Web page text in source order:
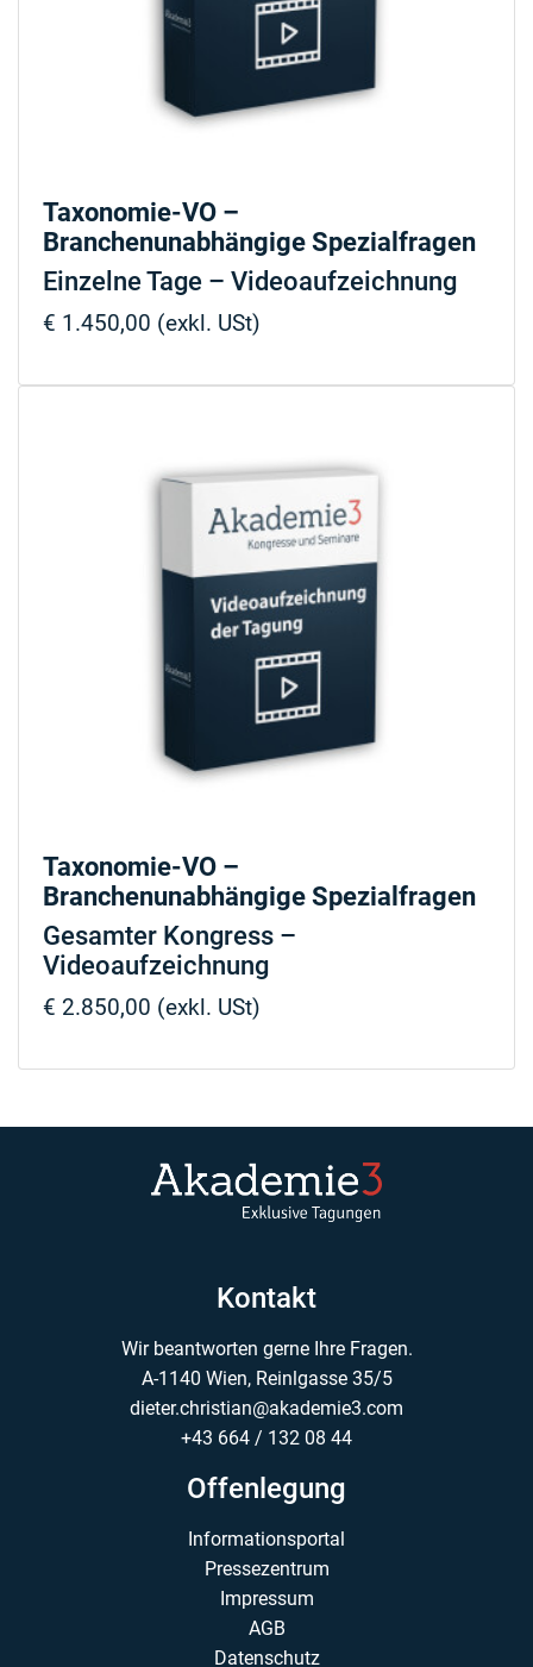
Taxonomie-VO –
Branchenunabhängige Spezialfragen
Einzelne Tage – Videoaufzeichnung
€ 1.450,00 (exkl. USt)
Taxonomie-VO –
Branchenunabhängige Spezialfragen
Gesamter Kongress –
Videoaufzeichnung
€ 2.850,00 (exkl. USt)
Kontakt
Wir beantworten gerne Ihre Fragen.
A-1140 Wien, Reinlgasse 35/5
dieter.christian@akademie3.com
+43 664 / 132 08 44
Offenlegung
Informationsportal
Pressezentrum
Impressum
AGB
Datenschutz